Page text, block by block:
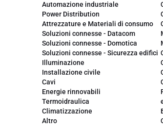
Automazione industriale
Power Distribution
Attrezzature e Materiali di consumo
Soluzioni connesse - Datacom
Soluzioni connesse - Domotica
Soluzioni connesse - Sicurezza edifici
Illuminazione
Installazione civile
Cavi
Energie rinnovabili
Termoidraulica
Climatizzazione
Altro